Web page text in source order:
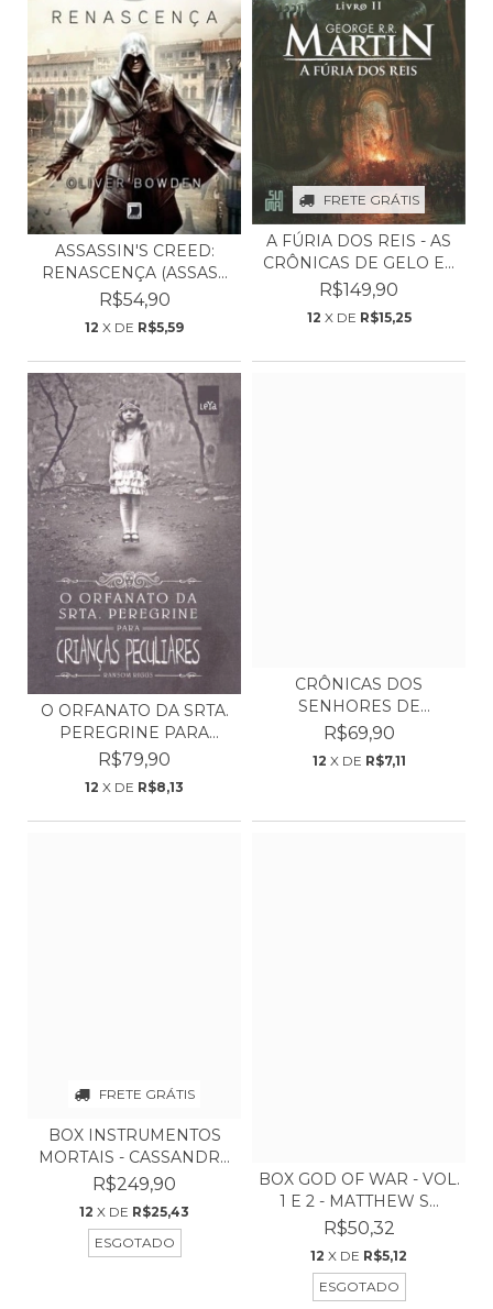
ASSASSIN'S CREED:
RENASCENÇA (ASSAS...
R$54,90
12 X DE R$5,59
FRETE GRÁTIS
A FÚRIA DOS REIS - AS
CRÔNICAS DE GELO E...
R$149,90
12 X DE R$15,25
O ORFANATO DA SRTA.
PEREGRINE PARA
CRIAN...
R$79,90
12 X DE R$8,13
CRÔNICAS DOS
SENHORES DE
CASTELO: O PODE...
R$69,90
12 X DE R$7,11
FRETE GRÁTIS
BOX INSTRUMENTOS
MORTAIS - CASSANDRA
CLA...
R$249,90
12 X DE R$25,43
ESGOTADO
BOX GOD OF WAR - VOL.
1 E 2 - MATTHEW S...
R$50,32
12 X DE R$5,12
ESGOTADO